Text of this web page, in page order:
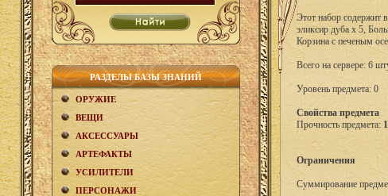
РАЗДЕЛЫ БАЗЫ ЗНАНИЙ
ОРУЖИЕ
ВЕЩИ
АКCЕСCУАРЫ
АРТЕФАКТЫ
УСИЛИТЕЛИ
ПЕРСОНАЖИ
Этот набор содержит
эликсир дуба х 5,
Корзина с печеным
Всего на сервере: 6
Уровень предмета: 0
Свойства предмета
Прочность предмета:
Ограничения
Суммирование